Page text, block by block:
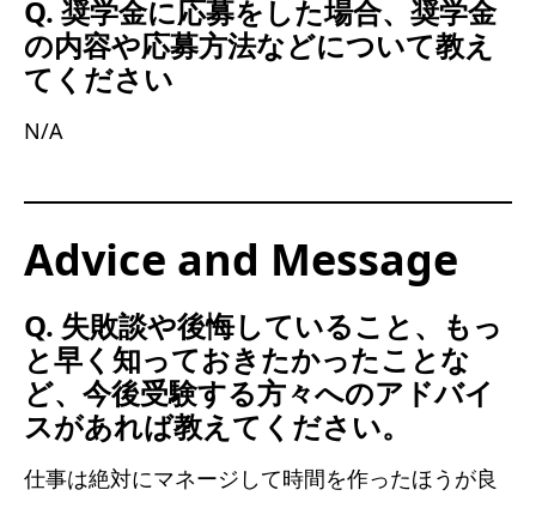
Q. 奨学金に応募をした場合、奨学金
の内容や応募方法などについて教え
てください
N/A
Advice and Message
Q. 失敗談や後悔していること、もっ
と早く知っておきたかったことな
ど、今後受験する方々へのアドバイ
スがあれば教えてください。
仕事は絶対にマネージして時間を作ったほうが良